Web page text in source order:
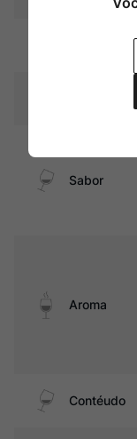
Sabor
Aroma
Contéudo